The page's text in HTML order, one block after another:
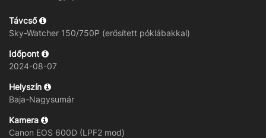
Távcső
Sky-Watcher 150/750P (erősített póklábakkal)
Időpont
2024-08-07
Helyszín
Baja-Nagysumár
Kamera
Canon EOS 600D (LPF2 mod)